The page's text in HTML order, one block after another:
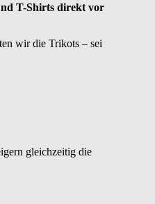
T-Shirts direkt vor
wir die Trikots – sei
gleichzeitig die